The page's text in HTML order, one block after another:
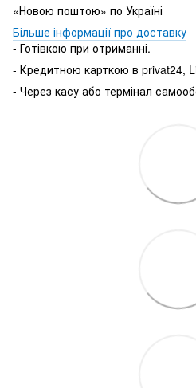
«Новою поштою» по Україні
Більше інформації про доставку
- Готівкою при отриманні.
- Кредитною карткою в privat24,
- Через касу або термінал